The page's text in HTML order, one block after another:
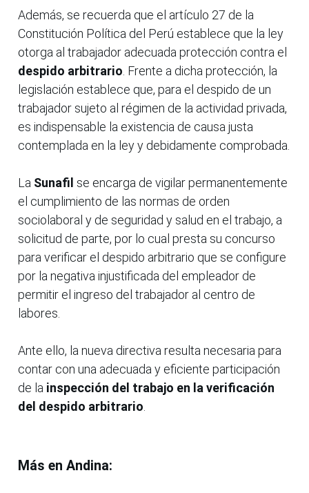
Además, se recuerda que el artículo 27 de la
Constitución Política del Perú establece que la ley
otorga al trabajador adecuada protección contra el
despido arbitrario . Frente a dicha protección, la
legislación establece que, para el despido de un
trabajador sujeto al régimen de la actividad privada,
es indispensable la existencia de causa justa
contemplada en la ley y debidamente comprobada.
La Sunafil se encarga de vigilar permanentemente
el cumplimiento de las normas de orden
sociolaboral y de seguridad y salud en el trabajo, a
solicitud de parte, por lo cual presta su concurso
para verificar el despido arbitrario que se configure
por la negativa injustificada del empleador de
permitir el ingreso del trabajador al centro de
labores.
Ante ello, la nueva directiva resulta necesaria para
contar con una adecuada y eficiente participación
de la inspección del trabajo en la verificación
del despido arbitrario
Más en Andina: